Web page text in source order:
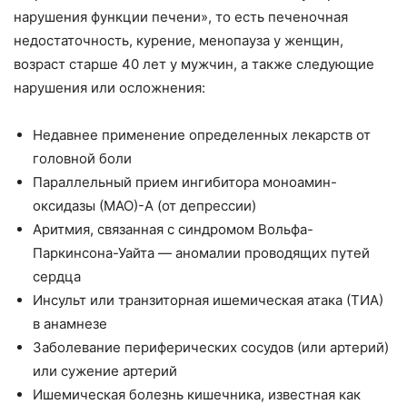
нарушения функции печени», то есть печеночная
недостаточность, курение, менопауза у женщин,
возраст старше 40 лет у мужчин, а также следующие
нарушения или осложнения:
Недавнее применение определенных лекарств от
головной боли
Параллельный прием ингибитора моноамин-
оксидазы (МАО)-А (от депрессии)
Аритмия, связанная с синдромом Вольфа-
Паркинсона-Уайта — аномалии проводящих путей
сердца
Инсульт или транзиторная ишемическая атака (ТИА)
в анамнезе
Заболевание периферических сосудов (или артерий)
или сужение артерий
Ишемическая болезнь кишечника, известная как